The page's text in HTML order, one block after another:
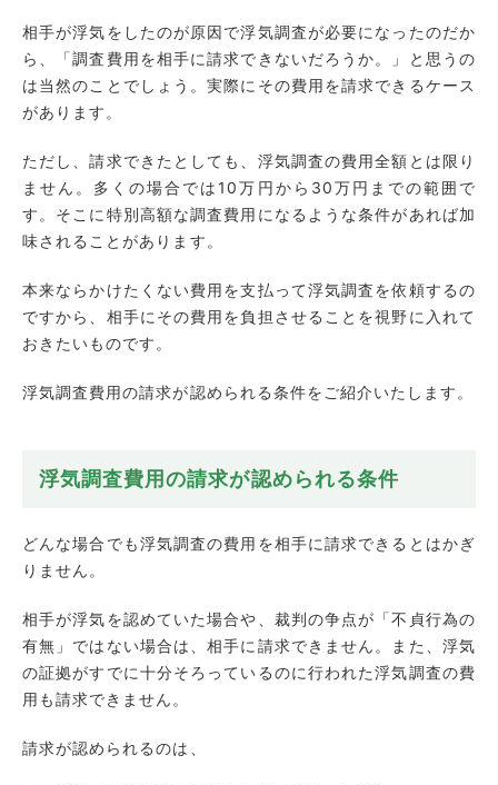
相手が浮気をしたのが原因で浮気調査が必要になったのだか
ら、「調査費用を相手に請求できないだろうか。」と思うの
は当然のことでしょう。実際にその費用を請求できるケース
があります。
ただし、請求できたとしても、浮気調査の費用全額とは限り
ません。多くの場合では10万円から30万円までの範囲で
す。そこに特別高額な調査費用になるような条件があれば加
味されることがあります。
本来ならかけたくない費用を支払って浮気調査を依頼するの
ですから、相手にその費用を負担させることを視野に入れて
おきたいものです。
浮気調査費用の請求が認められる条件をご紹介いたします。
浮気調査費用の請求が認められる条件
どんな場合でも浮気調査の費用を相手に請求できるとはかぎ
りません。
相手が浮気を認めていた場合や、裁判の争点が「不貞行為の
有無」ではない場合は、相手に請求できません。また、浮気
の証拠がすでに十分そろっているのに行われた浮気調査の費
用も請求できません。
請求が認められるのは、